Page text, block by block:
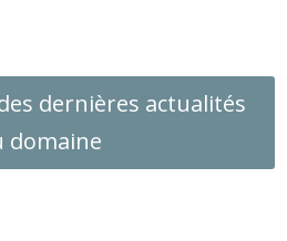
dernières actualités
domaine